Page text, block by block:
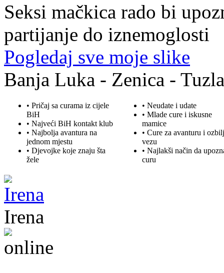
Seksi mačkica rado bi
partijanje do iznemoglosti
Pogledaj sve moje slike
Banja Luka - Zenica -
• Pričaj sa curama iz cijele
BiH
• Najveći BiH kontakt klub
• Najbolja avantura na
jednom mjestu
• Djevojke koje znaju šta
žele
• Neudate i udate
• Mlade cure i iskusne
mamice
• Cure za avanturu i
vezu
• Najlakši način da
curu
Irena